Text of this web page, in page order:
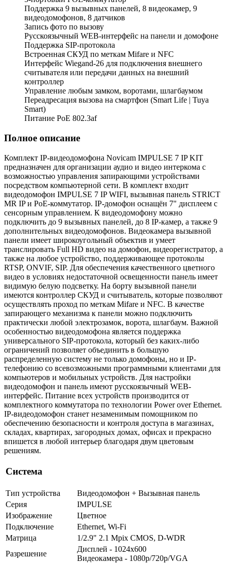
Поддержка 9 вызывных панелей, 8 видеокамер, 9
видеодомофонов, 8 датчиков
Запись фото по вызову
Русскоязычный WEB-интерфейс на панели и домофоне
Поддержка SIP-протокола
Встроенная СКУД по меткам Mifare и NFC
Интерфейс Wiegand-26 для подключения внешнего
считывателя или передачи данных на внешний
контроллер
Управление любым замком, воротами, шлагбаумом
Переадресация вызова на смартфон (Smart Life | Tuya
Smart)
Питание PoE 802.3af
Полное описание
Комплект IP-видеодомофона Novicam IMPULSE 7 IP KIT
предназначен для организации аудио и видео интеркома с
возможностью управления запирающими устройствами
посредством компьютерной сети. В комплект входит
видеодомофон IMPULSE 7 IP WIFI, вызывная панель STRICT
MR IP и PoE-коммутатор. IP-домофон оснащён 7" дисплеем с
сенсорным управлением. К видеодомофону можно
подключить до 9 вызывных панелей, до 8 IP-камер, а также 9
дополнительных видеодомофонов. Видеокамера вызывной
панели имеет широкоугольный объектив и умеет
транслировать Full HD видео на домофон, видеорегистратор, а
также на любое устройство, поддерживающее протоколы
RTSP, ONVIF, SIP. Для обеспечения качественного цветного
видео в условиях недостаточной освещенности панель имеет
видимую белую подсветку. На борту вызывной панели
имеются контроллер СКУД и считыватель, которые позволяют
осуществлять проход по меткам Mifare и NFC. В качестве
запирающего механизма к панели можно подключить
практически любой электрозамок, ворота, шлагбаум. Важной
особенностью видеодомофона является поддержка
универсального SIP-протокола, который без каких-либо
ограничений позволяет объединить в большую
распределенную систему не только домофоны, но и IP-
телефонию со всевозможными программными клиентами для
компьютеров и мобильных устройств. Для настройки
видеодомофон и панель имеют русскоязычный WEB-
интерфейс. Питание всех устройств производится от
комплектного коммутатора по технологии Power over Ethernet.
IP-видеодомофон станет незаменимым помощником по
обеспечению безопасности и контроля доступа в магазинах,
складах, квартирах, загородных домах, офисах и прекрасно
впишется в любой интерьер благодаря двум цветовым
решениям.
Система
Тип устройства
Видеодомофон + Вызывная панель
Серия
IMPULSE
Изображение
Цветное
Подключение
Ethernet, Wi-Fi
Матрица
1/2.9" 2.1 Mpix CMOS, D-WDR
Разрешение
Дисплей - 1024x600
Видеокамера - 1080p/720p/VGA